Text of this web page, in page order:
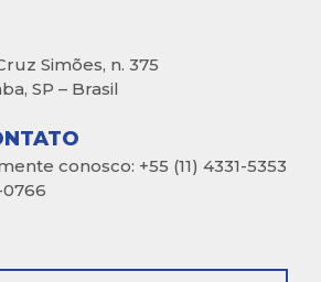
Simões, n. 375
SP – Brasil
conosco: +55 (11) 4331-5353
0766